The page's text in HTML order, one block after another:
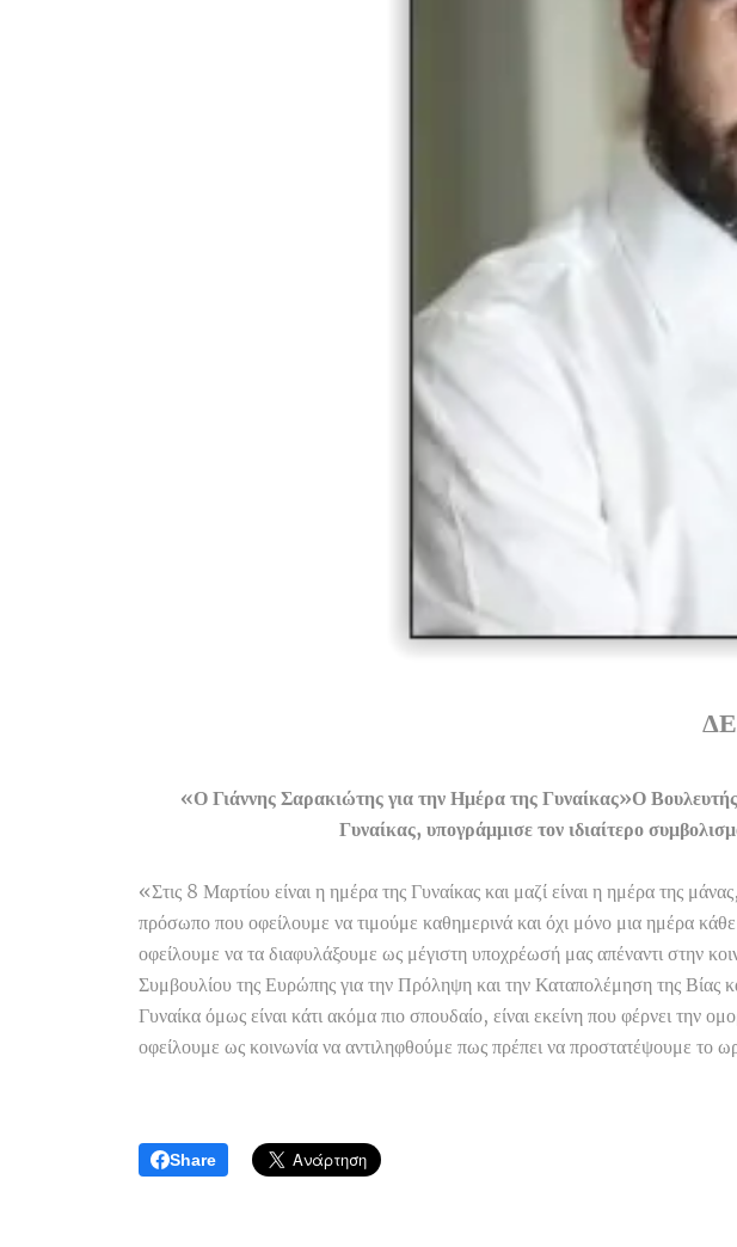
«Ο Γιάννης Σαρακιώτης για την Ημέρα της Γυναίκας»Ο
Γυναίκας, υπογράμμισε τον ιδιαίτερο
«Στις 8 Μαρτίου είναι η ημέρα της Γυναίκας και μαζί είναι η ημέρα της
πρόσωπο που οφείλουμε να τιμούμε καθημερινά και όχι μόνο μια ημέρα
οφείλουμε να τα διαφυλάξουμε ως μέγιστη υποχρέωσή μας απέναντι στην
Συμβουλίου της Ευρώπης για την Πρόληψη και την Καταπολέμηση της Βίας
Γυναίκα όμως είναι κάτι ακόμα πιο σπουδαίο, είναι εκείνη που φέρνει την
οφείλουμε ως κοινωνία να αντιληφθούμε πως πρέπει να προστατέψουμε το
Share